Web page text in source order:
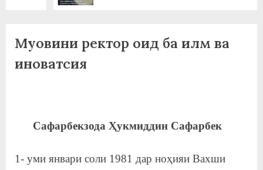
х
б
Озарбойҷон..
Муовини ректор оид ба илм ва
иноватсия
Сафарбекзода Ҳукмиддин Сафарбек
1- уми январи соли 1981 дар ноҳияи Вахши